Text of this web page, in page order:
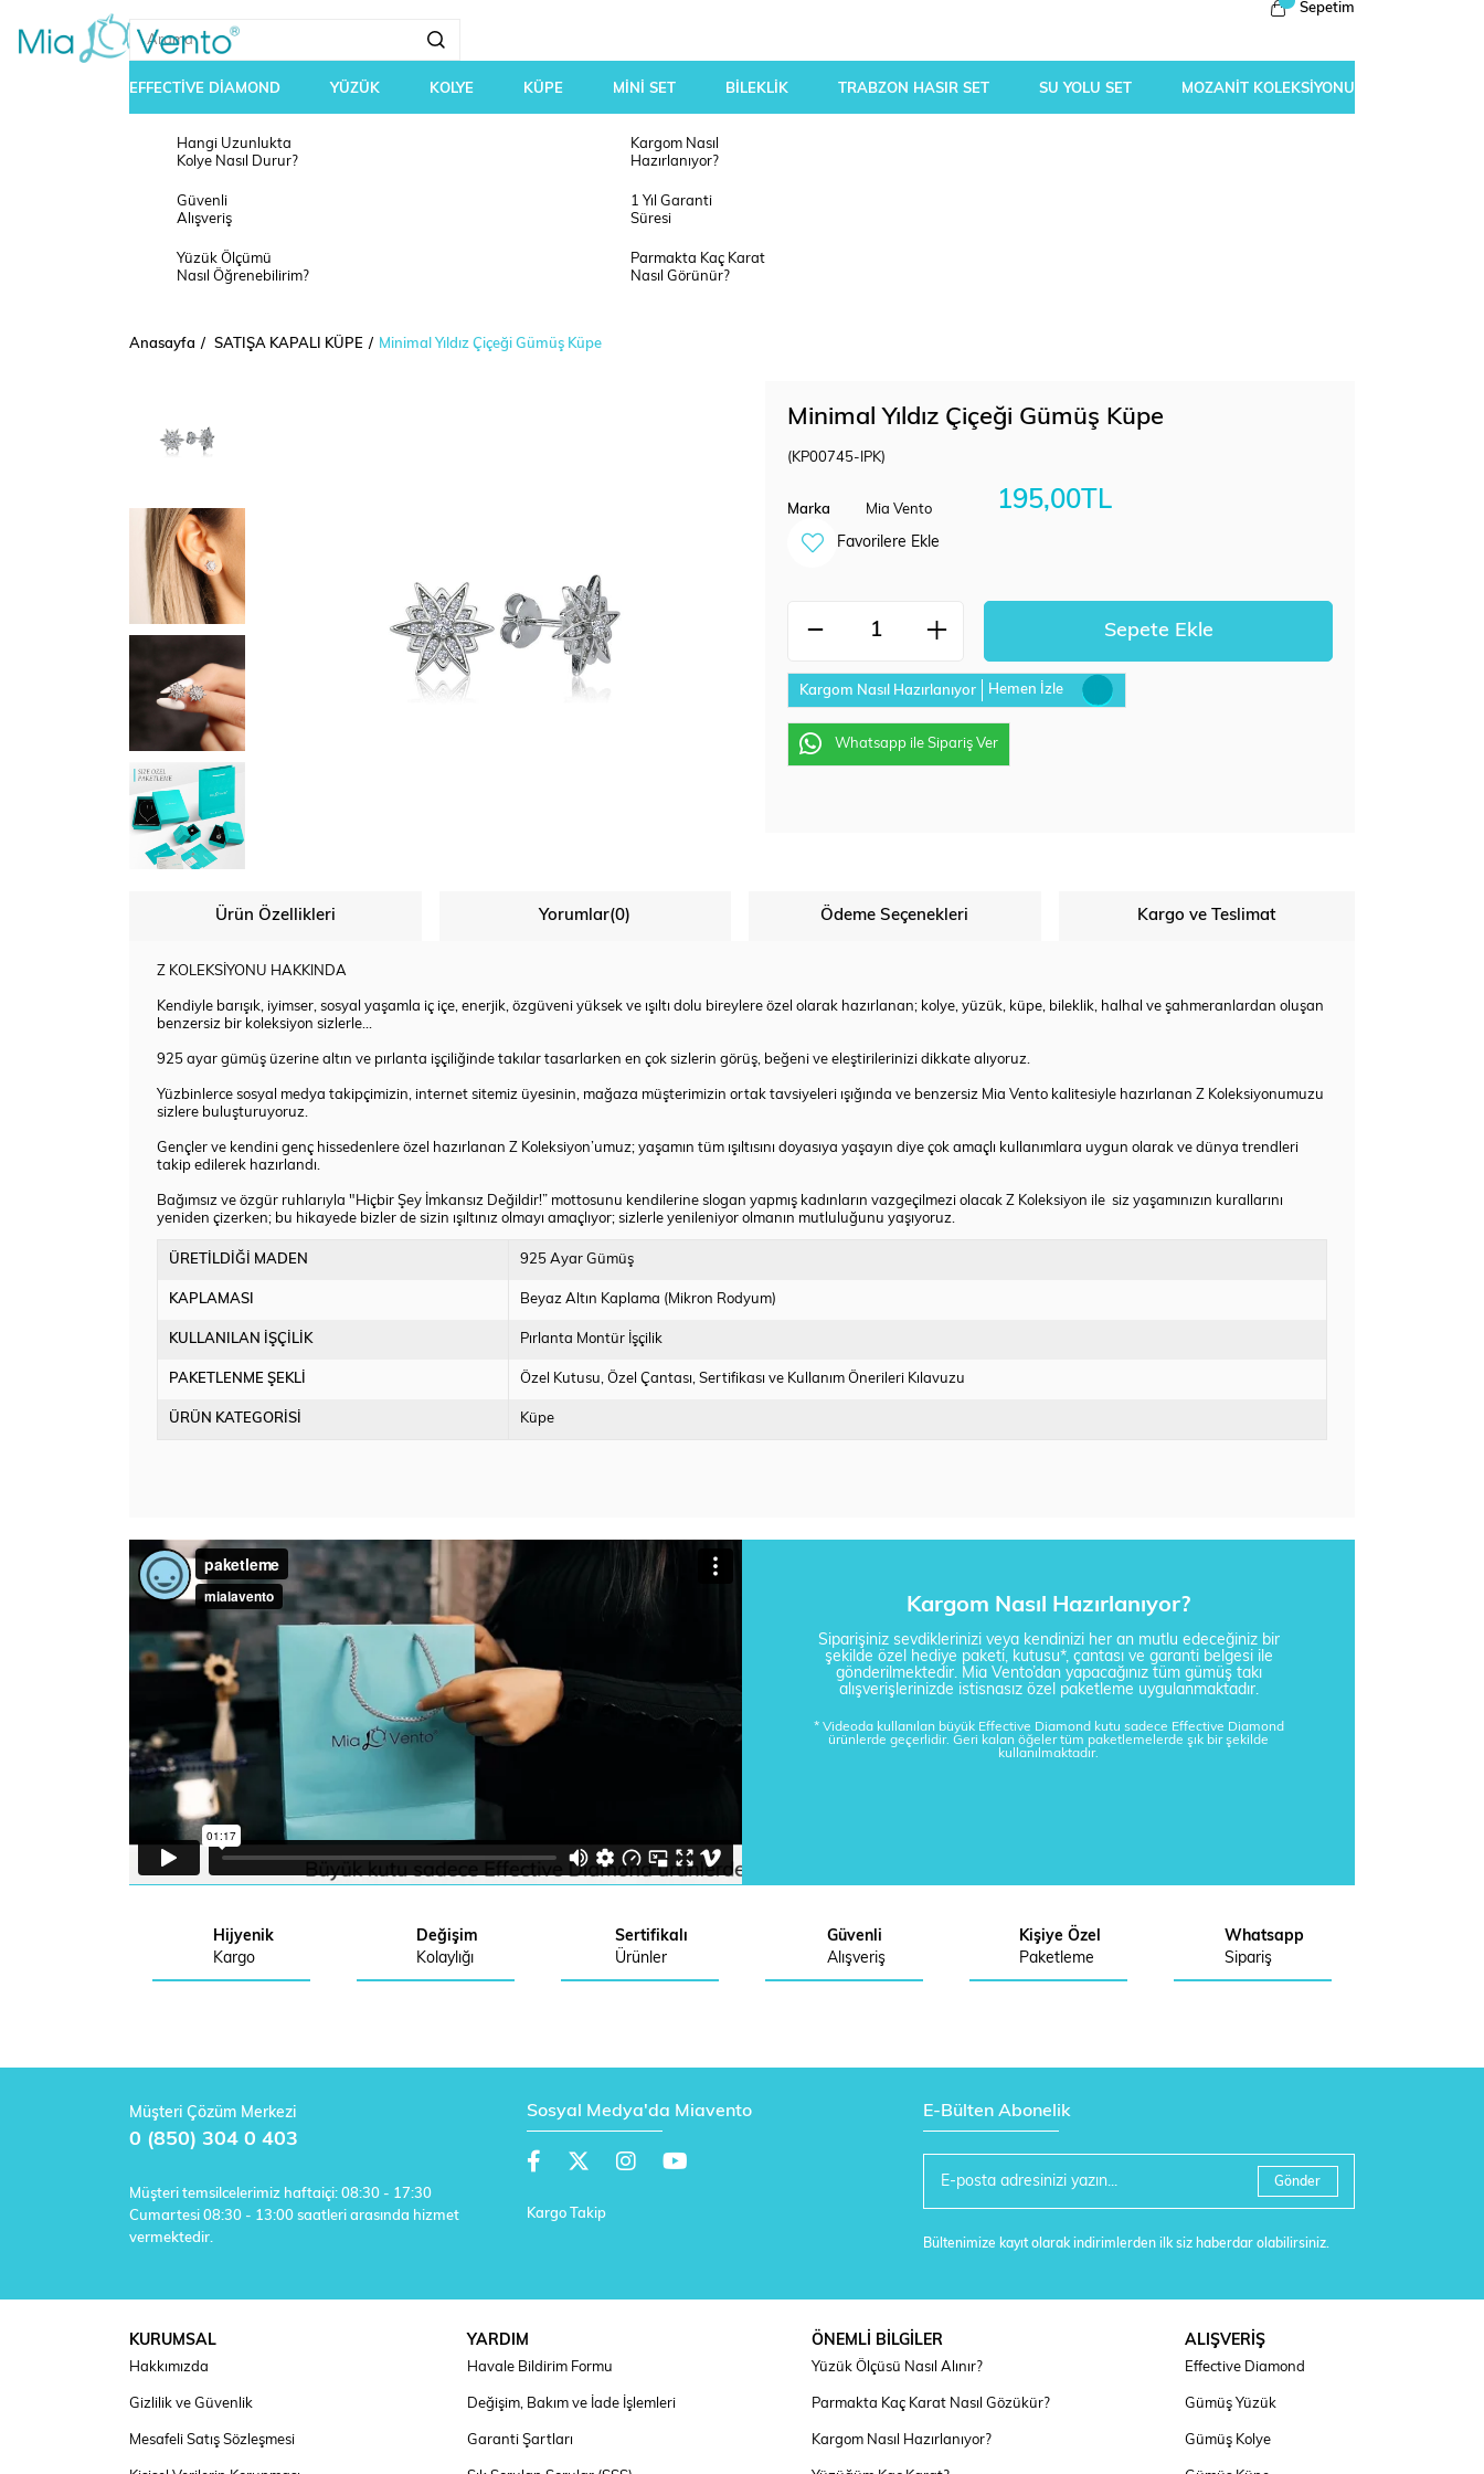
Sepetim
EFFECTİVE DİAMOND YÜZÜK KOLYE KÜPE MİNİ SET BİLEKLİK TRABZON HASIR SET SU YOLU SET MOZANİT KOLEKSİYONU
Hangi Uzunlukta
Kolye Nasıl Durur?
Kargom Nasıl
Hazırlanıyor?
Güvenli
Alışveriş
1 Yıl Garanti
Süresi
Yüzük Ölçümü
Nasıl Öğrenebilirim?
Parmakta Kaç Karat
Nasıl Görünür?
Anasayfa SATIŞA KAPALI KÜPE Minimal Yıldız Çiçeği Gümüş Küpe
Minimal Yıldız Çiçeği Gümüş Küpe
(KP00745-IPK)
Marka Mia Vento 195,00TL
Favorilere Ekle
Kargom Nasıl Hazırlanıyor Hemen İzle
Whatsapp ile Sipariş Ver
Ürün Özellikleri Yorumlar(0) Ödeme Seçenekleri Kargo ve Teslimat
Z KOLEKSİYONU HAKKINDA
Kendiyle barışık, iyimser, sosyal yaşamla iç içe, enerjik, özgüveni yüksek ve ışıltı dolu bireylere özel olarak hazırlanan; kolye, yüzük, küpe, bileklik, halhal ve şahmeranlardan oluşan
benzersiz bir koleksiyon sizlerle…
925 ayar gümüş üzerine altın ve pırlanta işçiliğinde takılar tasarlarken en çok sizlerin görüş, beğeni ve eleştirilerinizi dikkate alıyoruz.
Yüzbinlerce sosyal medya takipçimizin, internet sitemiz üyesinin, mağaza müşterimizin ortak tavsiyeleri ışığında ve benzersiz Mia Vento kalitesiyle hazırlanan Z Koleksiyonumuzu
sizlere buluşturuyoruz.
Gençler ve kendini genç hissedenlere özel hazırlanan Z Koleksiyon’umuz; yaşamın tüm ışıltısını doyasıya yaşayın diye çok amaçlı kullanımlara uygun olarak ve dünya trendleri
takip edilerek hazırlandı.
Bağımsız ve özgür ruhlarıyla "Hiçbir Şey İmkansız Değildir!” mottosunu kendilerine slogan yapmış kadınların vazgeçilmezi olacak Z Koleksiyon ile siz yaşamınızın kurallarını
yeniden çizerken; bu hikayede bizler de sizin ışıltınız olmayı amaçlıyor; sizlerle yenileniyor olmanın mutluluğunu yaşıyoruz.
ÜRETİLDİĞİ MADEN 925 Ayar Gümüş
KAPLAMASI Beyaz Altın Kaplama (Mikron Rodyum)
KULLANILAN İŞÇİLİK Pırlanta Montür İşçilik
PAKETLENME ŞEKLİ Özel Kutusu Özel Çantası Sertifikası ve Kullanım Önerileri Kılavuzu
ÜRÜN KATEGORİSİ Küpe
Kargom Nasıl Hazırlanıyor?
Siparişiniz sevdiklerinizi veya kendinizi her an mutlu edeceğiniz bir
şekilde özel hediye paketi, kutusu*, çantası ve garanti belgesi ile
gönderilmektedir. Mia Vento’dan yapacağınız tüm gümüş takı
alışverişlerinizde istisnasız özel paketleme uygulanmaktadır.
* Videoda kullanılan büyük Effective Diamond kutu sadece Effective Diamond
ürünlerde geçerlidir. Geri kalan öğeler tüm paketlemelerde şık bir şekilde
kullanılmaktadır.
Hijyenik
Kargo
Değişim
Kolaylığı
Sertifikalı
Ürünler
Güvenli
Alışveriş
Kişiye Özel
Paketleme
Whatsapp
Sipariş
Müşteri Çözüm Merkezi
0 (850) 304 0 403
Müşteri temsilcelerimiz haftaiçi: 08:30 - 17:30
Cumartesi 08:30 - 13:00 saatleri arasında hizmet
vermektedir.
Sosyal Medya'da Miavento
Kargo Takip
E-Bülten Abonelik
Gönder
Bültenimize kayıt olarak indirimlerden ilk siz haberdar olabilirsiniz.
KURUMSAL
Hakkımızda
Gizlilik ve Güvenlik
Mesafeli Satış Sözleşmesi
YARDIM
Havale Bildirim Formu
Değişim, Bakım ve İade İşlemleri
Garanti Şartları
ÖNEMLİ BİLGİLER
Yüzük Ölçüsü Nasıl Alınır?
Parmakta Kaç Karat Nasıl Gözükür?
Kargom Nasıl Hazırlanıyor?
ALIŞVERİŞ
Effective Diamond
Gümüş Yüzük
Gümüş Kolye